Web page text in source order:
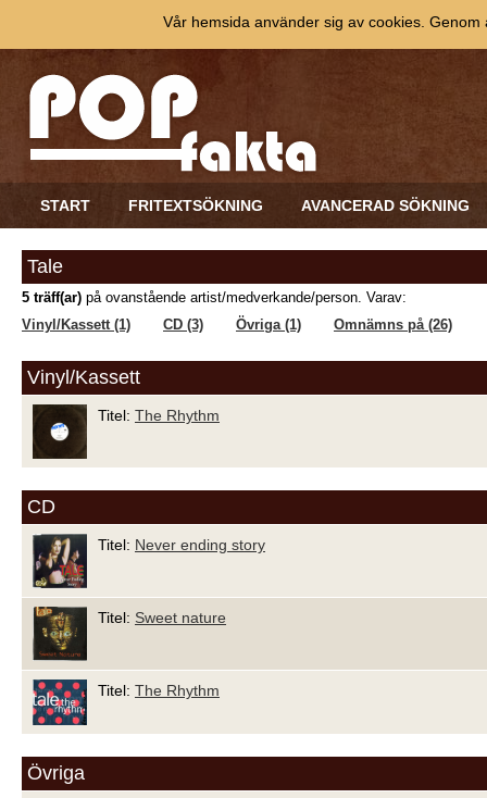
START FRITEXTSÖKNING AVANCERAD SÖKNING
Tale
5 träff(ar) på ovanstående artist/medverkande/person. Varav:
Vinyl/Kassett (1)
CD (3) Övriga (1) Omnämns på (26)
Vinyl/Kassett
Titel: The Rhythm
CD
Titel: Never ending story
Titel: Sweet nature
Titel: The Rhythm
Övriga
Vår hemsida använder sig av cookies.